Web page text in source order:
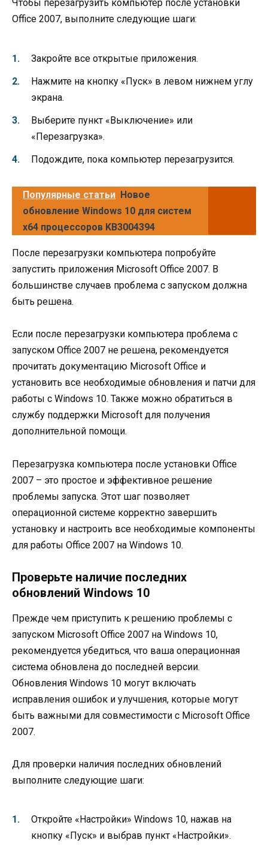
Чтобы перезагрузить компьютер после установки
Office 2007, выполните следующие шаги:
Закройте все открытые приложения.
Нажмите на кнопку «Пуск» в левом нижнем углу
экрана.
Выберите пункт «Выключение» или
«Перезагрузка».
Подождите, пока компьютер перезагрузится.
Популярные статьи Новое
обновление Windows 10 для систем
x64 процессоров KB3004394
После перезагрузки компьютера попробуйте
запустить приложения Microsoft Office 2007. В
большинстве случаев проблема с запуском должна
быть решена.
Если после перезагрузки компьютера проблема с
запуском Office 2007 не решена, рекомендуется
прочитать документацию Microsoft Office и
установить все необходимые обновления и патчи для
работы с Windows 10. Также можно обратиться в
службу поддержки Microsoft для получения
дополнительной помощи.
Перезагрузка компьютера после установки Office
2007 – это простое и эффективное решение
проблемы запуска. Этот шаг позволяет
операционной системе корректно завершить
установку и настроить все необходимые компоненты
для работы Office 2007 на Windows 10.
Проверьте наличие последних
обновлений Windows 10
Прежде чем приступить к решению проблемы с
запуском Microsoft Office 2007 на Windows 10,
рекомендуется убедиться, что ваша операционная
система обновлена до последней версии.
Обновления Windows 10 могут включать
исправления ошибок и улучшения, которые могут
быть важными для совместимости с Microsoft Office
2007.
Для проверки наличия последних обновлений
выполните следующие шаги:
Откройте «Настройки» Windows 10, нажав на
кнопку «Пуск» и выбрав пункт «Настройки».